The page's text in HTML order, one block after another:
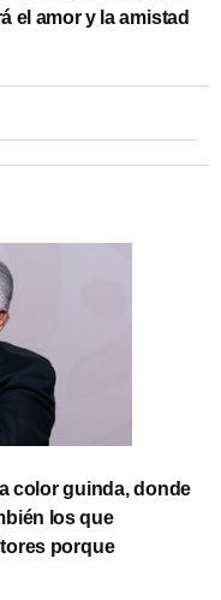
el amor y la amistad
color guinda, donde
los que
porque